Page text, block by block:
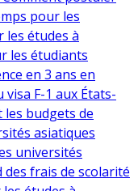
pour les
les études à
les étudiants
en 3 ans en
F-1 aux États-
les budgets de
asiatiques
universités
frais de scolarité